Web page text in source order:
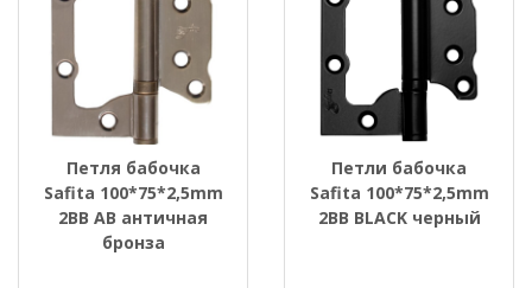
Петля бабочка
Safita 100*75*2,5mm
2BB AB античная
бронза
Петли бабочка
Safita 100*75*2,5mm
2BB BLACK черный